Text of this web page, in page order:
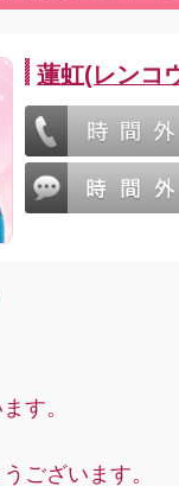
蓮虹(レンコ
す。
ございます。